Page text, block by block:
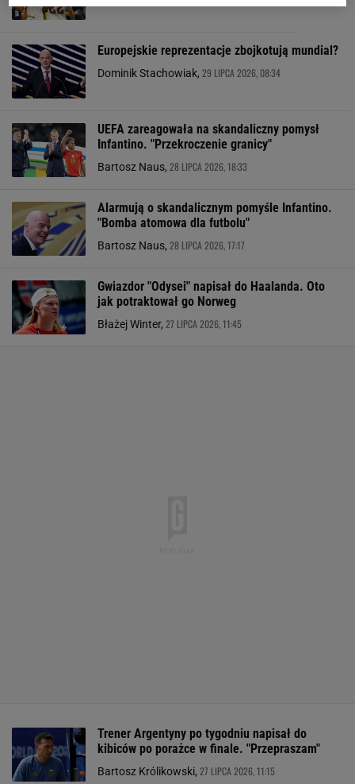
Europejskie reprezentacje zbojkotują mundial?
Dominik Stachowiak, 29 LIPCA 2026, 08:34
UEFA zareagowała na skandaliczny pomysł
Infantino. "Przekroczenie granicy"
Bartosz Naus, 28 LIPCA 2026, 18:33
Alarmują o skandalicznym pomyśle Infantino.
"Bomba atomowa dla futbolu"
Bartosz Naus, 28 LIPCA 2026, 17:17
Gwiazdor "Odysei" napisał do Haalanda. Oto
jak potraktował go Norweg
Błażej Winter, 27 LIPCA 2026, 11:45
Trener Argentyny po tygodniu napisał do
kibiców po porażce w finale. "Przepraszam"
Bartosz Królikowski, 27 LIPCA 2026, 11:15